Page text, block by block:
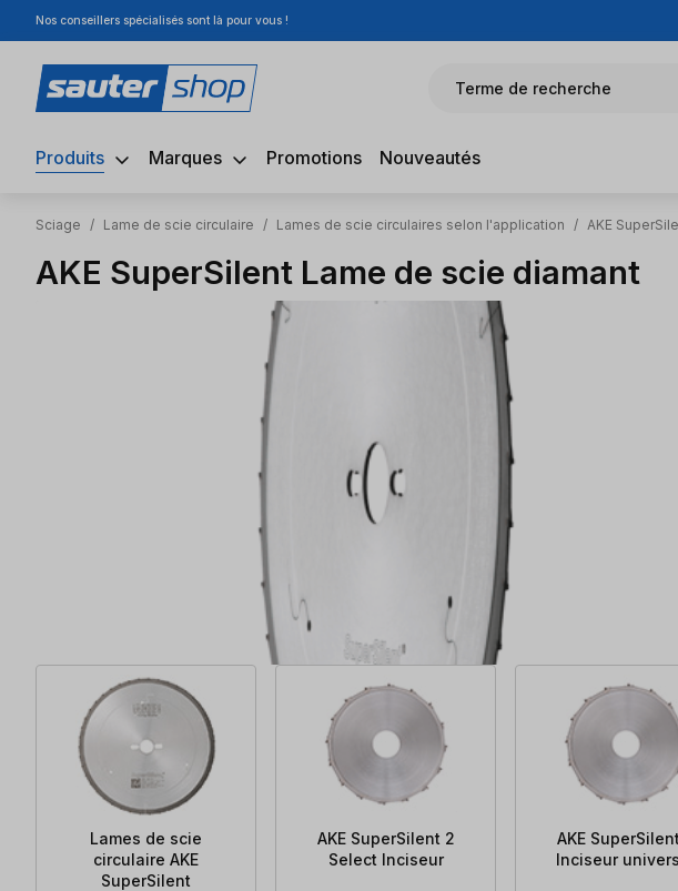
au contenu principal
Passer à la recherche
Passer à la navigation principale
Nos conseillers spécialisés sont là pour vous !
Terme de recherche
Produits Marques Promotions Nouveautés
Sciage / Lame de scie circulaire / Lames de scie circulaires selon l'application / AKE
AKE SuperSilent Lame de scie diamant
Lames de scie
circulaire AKE
SuperSilent
AKE SuperSilent 2
Select Inciseur
AKE
Inciseur